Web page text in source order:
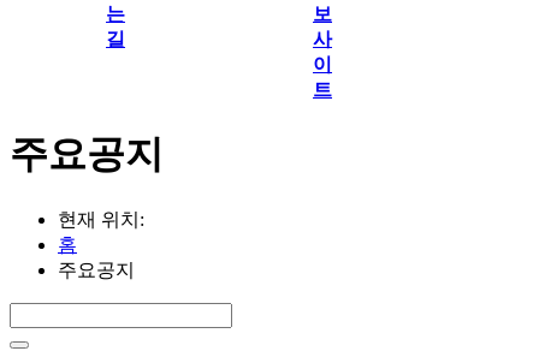
는
길
보
사
이
트
주요공지
현재 위치:
홈
주요공지